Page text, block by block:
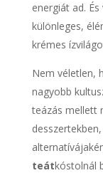
energiát ad.
különleges,
krémes
Nem véletlen,
nagyobb
teázás mellett
teátkóstolnál